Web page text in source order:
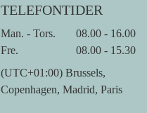
TELEFONTIDER
Man. - Tors.
08.00 - 16.00
Fre.
08.00 - 15.30
(UTC+01:00) Brussels,
Copenhagen, Madrid, Paris